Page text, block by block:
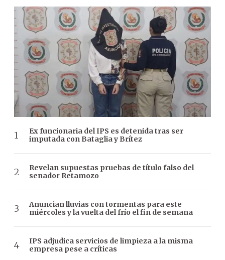
Ex funcionaria del IPS es detenida tras ser
imputada con Bataglia y Brítez
Revelan supuestas pruebas de título falso del
senador Retamozo
Anuncian lluvias con tormentas para este
miércoles y la vuelta del frío el fin de semana
IPS adjudica servicios de limpieza a la misma
empresa pese a críticas